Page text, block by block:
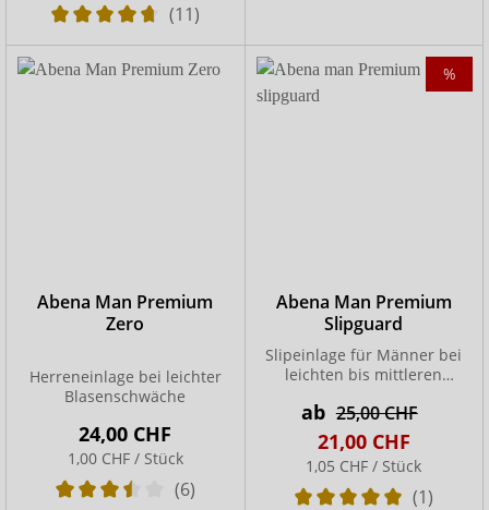
(11)
Abena Man Premium
Zero
Herreneinlage bei leichter
Blasenschwäche
24,00 CHF
1,00 CHF / Stück
(6)
%
Abena Man Premium
Slipguard
Slipeinlage für Männer bei
leichten bis mittleren
ab 25,00 CHF
21,00 CHF
1,05 CHF / Stück
(1)